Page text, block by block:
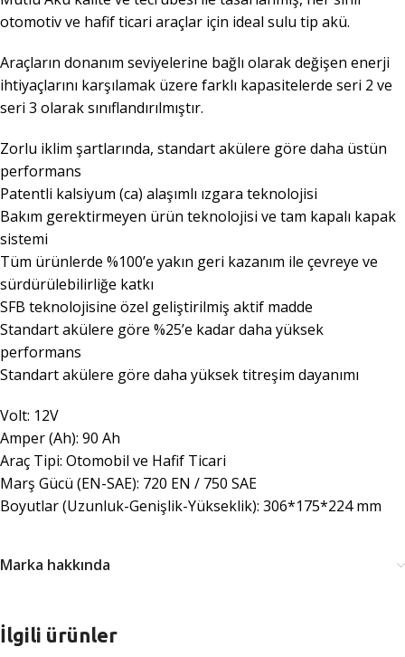
otomotiv ve hafif ticari araçlar için ideal sulu tip akü.
Araçların donanım seviyelerine bağlı olarak değişen enerji
ihtiyaçlarını karşılamak üzere farklı kapasitelerde seri 2 ve
seri 3 olarak sınıflandırılmıştır.
Zorlu iklim şartlarında, standart akülere göre daha üstün
performans
Patentli kalsiyum (ca) alaşımlı ızgara teknolojisi
Bakım gerektirmeyen ürün teknolojisi ve tam kapalı kapak
sistemi
Tüm ürünlerde %100’e yakın geri kazanım ile çevreye ve
sürdürülebilirliğe katkı
SFB teknolojisine özel geliştirilmiş aktif madde
Standart akülere göre %25’e kadar daha yüksek
performans
Standart akülere göre daha yüksek titreşim dayanımı
Volt: 12V
Amper (Ah): 90 Ah
Araç Tipi: Otomobil ve Hafif Ticari
Marş Gücü (EN-SAE): 720 EN / 750 SAE
Boyutlar (Uzunluk-Genişlik-Yükseklik): 306*175*224 mm
Marka hakkında
İlgili ürünler